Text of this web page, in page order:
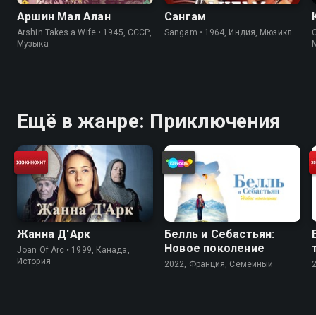
Аршин Мал Алан
Arshin Takes a Wife • 1945, СССР,
Музыка
Сангам
Sangam • 1964, Индия, Мюзикл
Ещё в жанре: Приключения
Жанна Д'Арк
Joan Of Arc • 1999, Канада,
История
Белль и Себастьян:
Новое поколение
2022, Франция, Cемейный